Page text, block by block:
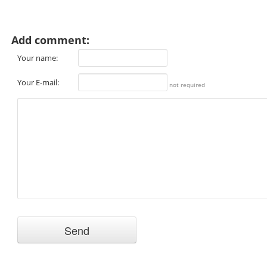
Add comment:
Your name:
Your E-mail: not required